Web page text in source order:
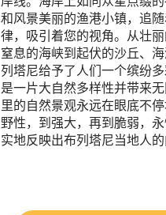
和风景美丽的渔港小镇，追
律，吸引着您的视角。从壮
窒息的海峡到起伏的沙丘、
列塔尼给予了人们一个缤纷
是一片大自然多样性并带来
里的自然景观永远在眼底不
野性，到强大，再到脆弱，
实地反映出布列塔尼当地人的